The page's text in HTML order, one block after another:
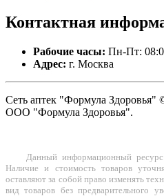
Контактная
Рабочие часы: Пн-Пт:
Адрес: г. Москва
Сеть аптек "Формула Здоровья"
ООО "Формула Здоровья".
Данный информационный
Наличие и стоимость товаров
оставляют за собой право изменять
вид товаров без предварительного